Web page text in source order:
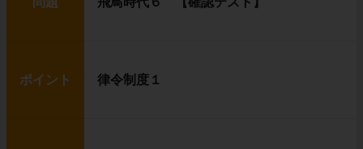
ポイント 律令制度１